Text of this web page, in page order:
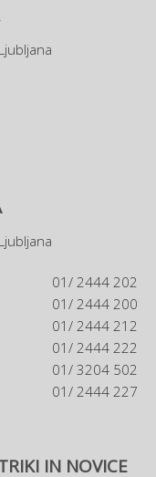
01/ 2444 202
01/ 2444 200
01/ 2444 212
01/ 2444 222
01/ 3204 502
01/ 2444 227
IN NOVICE